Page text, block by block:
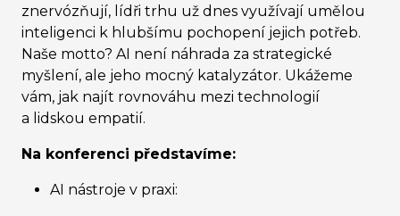
znervózňují, lídři trhu už dnes využívají umělou
inteligenci k hlubšímu pochopení jejich potřeb.
Naše motto? AI není náhrada za strategické
myšlení, ale jeho mocný katalyzátor. Ukážeme
vám, jak najít rovnováhu mezi technologií
a lidskou empatií.
Na konferenci představíme:
AI nástroje v praxi: